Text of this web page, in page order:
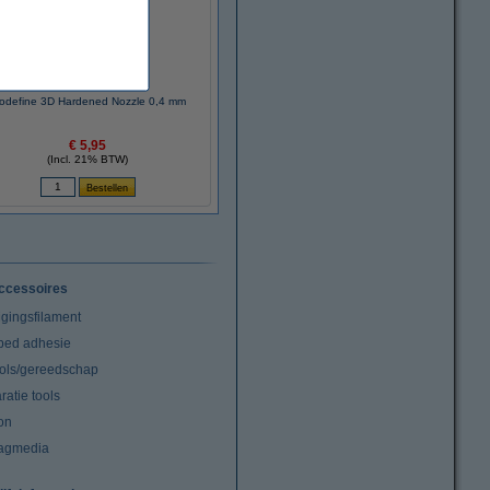
3D Hardened Nozzle 0,4 mm
€ 5,95
(Incl. 21% BTW)
adhesie
gereedschap
tools